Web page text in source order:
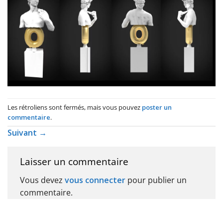
Les rétroliens sont fermés, mais vous pouvez poster un
commentaire.
Suivant →
Laisser un commentaire
Vous devez vous connecter pour publier un
commentaire.